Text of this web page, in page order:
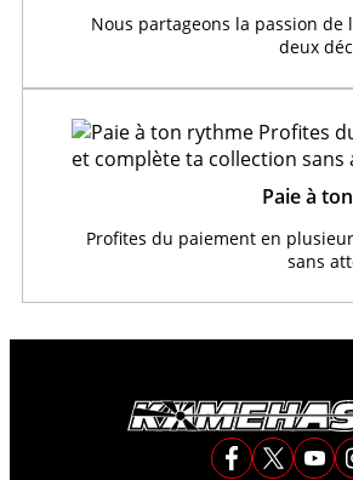
Nous partageons la passion
deux
Paie à
Profites du paiement en
sans